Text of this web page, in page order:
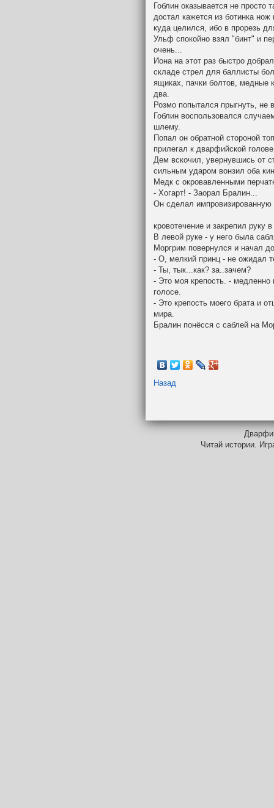
Гоблин оказывается не просто
достал кажется из ботинка
куда целился, ибо в прорезь
Ульф спокойно взял "бинт" и
очень...
Иона на этот раз быстро
складе стрел для баллисты
ящиках, пачки болтов, медные
два.
Розмо попытался прыгнуть,
Гоблин воспользовался
шлему.
Попал он обратной стороной
прилегал к дварфийской
Дем вскочил, увернувшись от
сильным ударом вонзил оба
Медк с окровавленными
- Хогарт! - Заорал Бралин...
Он сделал импровизированную
кровотечение и закрепил руку
В левой руке - у него была
Моргрим повернулся и начал
- О, мелкий принц - не ожидал
- Ты, тык...как? за..зачем?
- Это моя крепость. -
голосе.
- Это крепость моего брата и
мира.
Бралин понёсся с саблей на
Назад
Читай истории.